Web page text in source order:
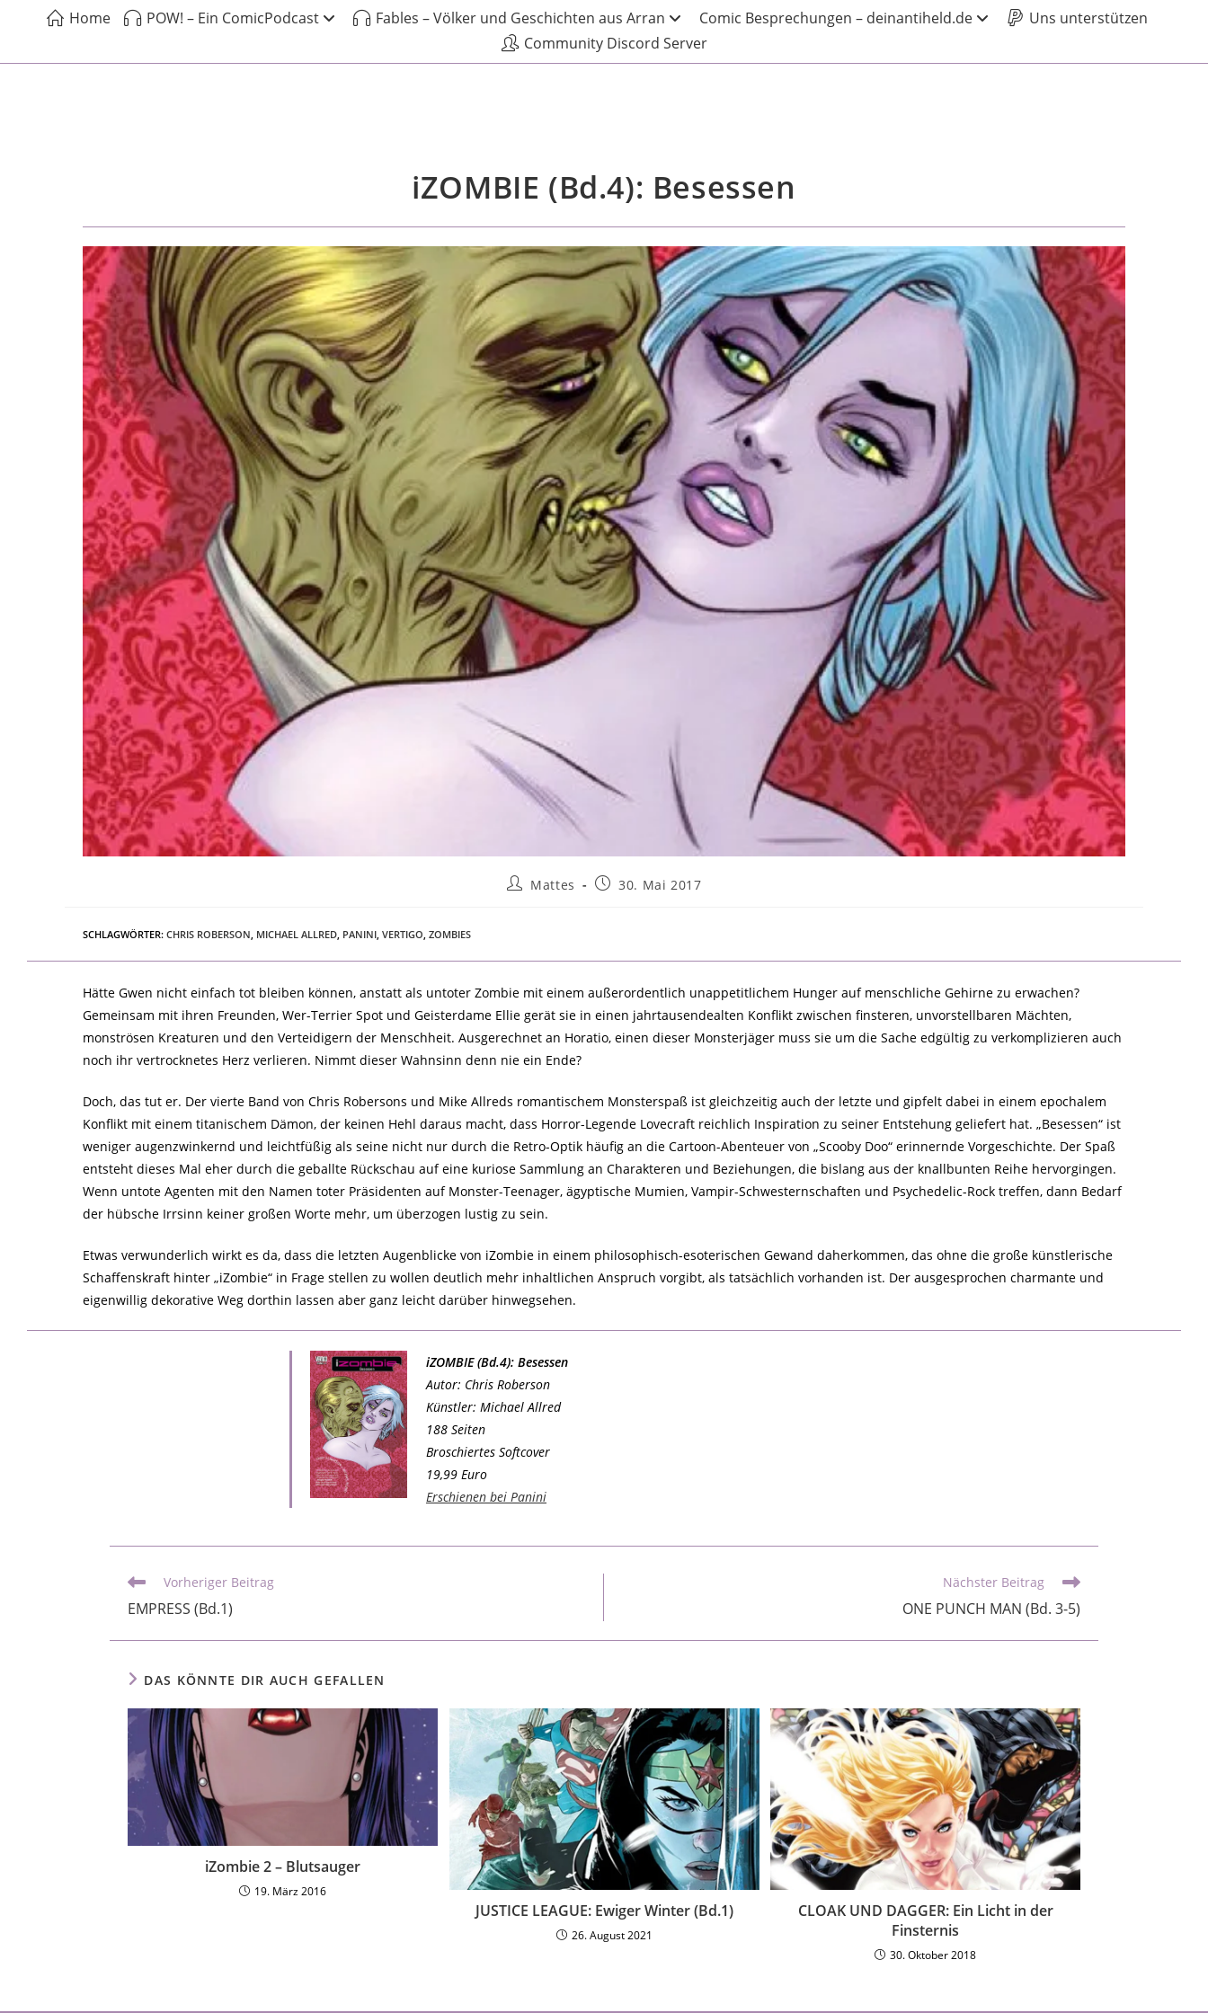
Home POW! – Ein ComicPodcast Fables – Völker und Geschichten aus Arran Comic Besprechungen – deinantiheld.de
Uns unterstützen
Community Discord Server
iZOMBIE (Bd.4): Besessen
Mattes 30. Mai 2017
SCHLAGWÖRTER: CHRIS ROBERSON MICHAEL ALLRED PANINI VERTIGO ZOMBIES
Hätte Gwen nicht einfach tot bleiben können, anstatt als untoter Zombie mit einem außerordentlich unappetitlichem Hunger auf menschliche Gehirne zu erwachen?
Gemeinsam mit ihren Freunden, Wer-Terrier Spot und Geisterdame Ellie gerät sie in einen jahrtausendealten Konflikt zwischen finsteren, unvorstellbaren Mächten,
monströsen Kreaturen und den Verteidigern der Menschheit. Ausgerechnet an Horatio, einen dieser Monsterjäger muss sie um die Sache edgültig zu verkomplizieren auch
noch ihr vertrocknetes Herz verlieren. Nimmt dieser Wahnsinn denn nie ein Ende?
Doch, das tut er. Der vierte Band von Chris Robersons und Mike Allreds romantischem Monsterspaß ist gleichzeitig auch der letzte und gipfelt dabei in einem epochalem
Konflikt mit einem titanischem Dämon, der keinen Hehl daraus macht, dass Horror-Legende Lovecraft reichlich Inspiration zu seiner Entstehung geliefert hat. „Besessen“ ist
weniger augenzwinkernd und leichtfüßig als seine nicht nur durch die Retro-Optik häufig an die Cartoon-Abenteuer von „Scooby Doo“ erinnernde Vorgeschichte. Der Spaß
entsteht dieses Mal eher durch die geballte Rückschau auf eine kuriose Sammlung an Charakteren und Beziehungen, die bislang aus der knallbunten Reihe hervorgingen.
Wenn untote Agenten mit den Namen toter Präsidenten auf Monster-Teenager, ägyptische Mumien, Vampir-Schwesternschaften und Psychedelic-Rock treffen, dann Bedarf
der hübsche Irrsinn keiner großen Worte mehr, um überzogen lustig zu sein.
Etwas verwunderlich wirkt es da, dass die letzten Augenblicke von iZombie in einem philosophisch-esoterischen Gewand daherkommen, das ohne die große künstlerische
Schaffenskraft hinter „iZombie“ in Frage stellen zu wollen deutlich mehr inhaltlichen Anspruch vorgibt, als tatsächlich vorhanden ist. Der ausgesprochen charmante und
eigenwillig dekorative Weg dorthin lassen aber ganz leicht darüber hinwegsehen.
iZOMBIE (Bd.4): Besessen
Autor: Chris Roberson
Künstler: Michael Allred
188 Seiten
Broschiertes Softcover
19,99 Euro
Erschienen bei Panini
Vorheriger Beitrag
EMPRESS (Bd.1)
Nächster Beitrag
ONE PUNCH MAN (Bd. 3-5)
DAS KÖNNTE DIR AUCH GEFALLEN
iZombie 2 – Blutsauger
19. März 2016
JUSTICE LEAGUE: Ewiger Winter (Bd.1)
26. August 2021
CLOAK UND DAGGER: Ein Licht in der
Finsternis
30. Oktober 2018